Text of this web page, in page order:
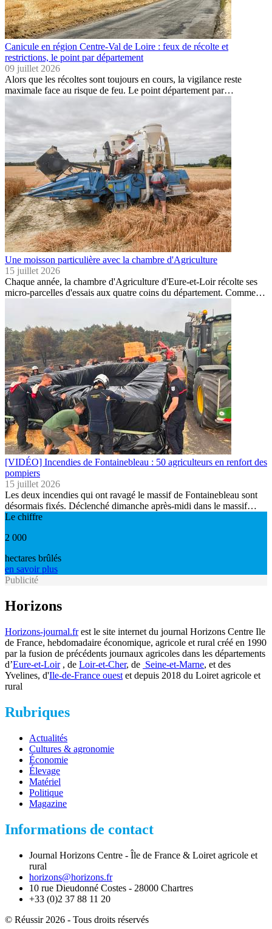
Canicule en région Centre-Val de Loire : feux de récolte et
restrictions, le point par département
09 juillet 2026
Alors que les récoltes sont toujours en cours, la vigilance reste
maximale face au risque de feu. Le point département par…
Une moisson particulière avec la chambre d'Agriculture
15 juillet 2026
Chaque année, la chambre d'Agriculture d'Eure-et-Loir récolte ses
micro-parcelles d'essais aux quatre coins du département. Comme…
[VIDÉO] Incendies de Fontainebleau : 50 agriculteurs en renfort des
pompiers
15 juillet 2026
Les deux incendies qui ont ravagé le massif de Fontainebleau sont
désormais fixés. Déclenché dimanche après-midi dans le massif…
Le chiffre
2 000
hectares brûlés
en savoir plus
Publicité
Horizons
Horizons-journal.frest le site internet du journal Horizons Centre Ile
de France, hebdomadaire économique, agricole et rural créé en 1990
par la fusion de précédents journaux agricoles dans les départements
d’Eure-et-Loir, de Loir-et-Cher, de Seine-et-Marne, et des
Yvelines, d'Ile-de-France ouest et depuis 2018 du Loiret agricole et
rural
Rubriques
Actualités
Cultures & agronomie
Économie
Élevage
Matériel
Politique
Magazine
Informations de contact
Journal Horizons Centre - Île de France & Loiret agricole et
rural
horizons@horizons.fr
10 rue Dieudonné Costes - 28000 Chartres
+33 (0)2 37 88 11 20
© Réussir 2026 - Tous droits réservés